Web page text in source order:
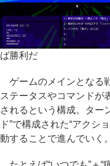
ば勝利だ
ゲームのメインとなる
ステータスやコマンドが
されるという構成。ター
ド”で構成された“アクシ
動することで進んでいく。